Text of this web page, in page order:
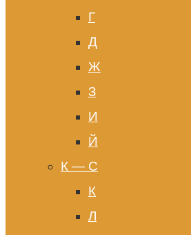
Г
Д
Ж
З
И
Й
К — С
К
Л